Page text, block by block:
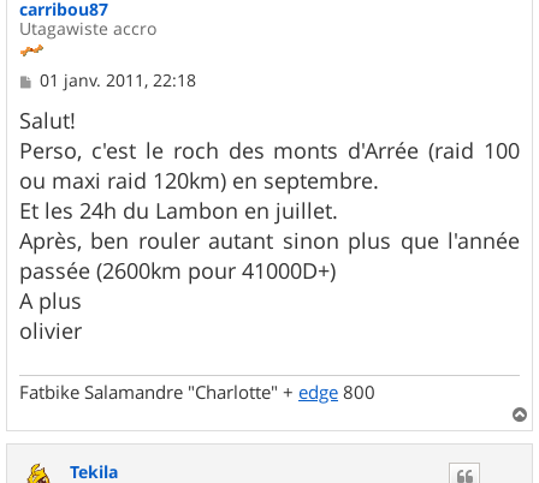
carribou87
Utagawiste accro
M
s
s
a
g
e
01 janv. 2011, 22:18
Salut!
Perso, c'est le roch des monts d'Arrée (raid 100
ou maxi raid 120km) en septembre.
Et les 24h du Lambon en juillet.
Après, ben rouler autant sinon plus que l'année
passée (2600km pour 41000D+)
A plus
olivier
Fatbike Salamandre "Charlotte" + edge 800
a
Tekila